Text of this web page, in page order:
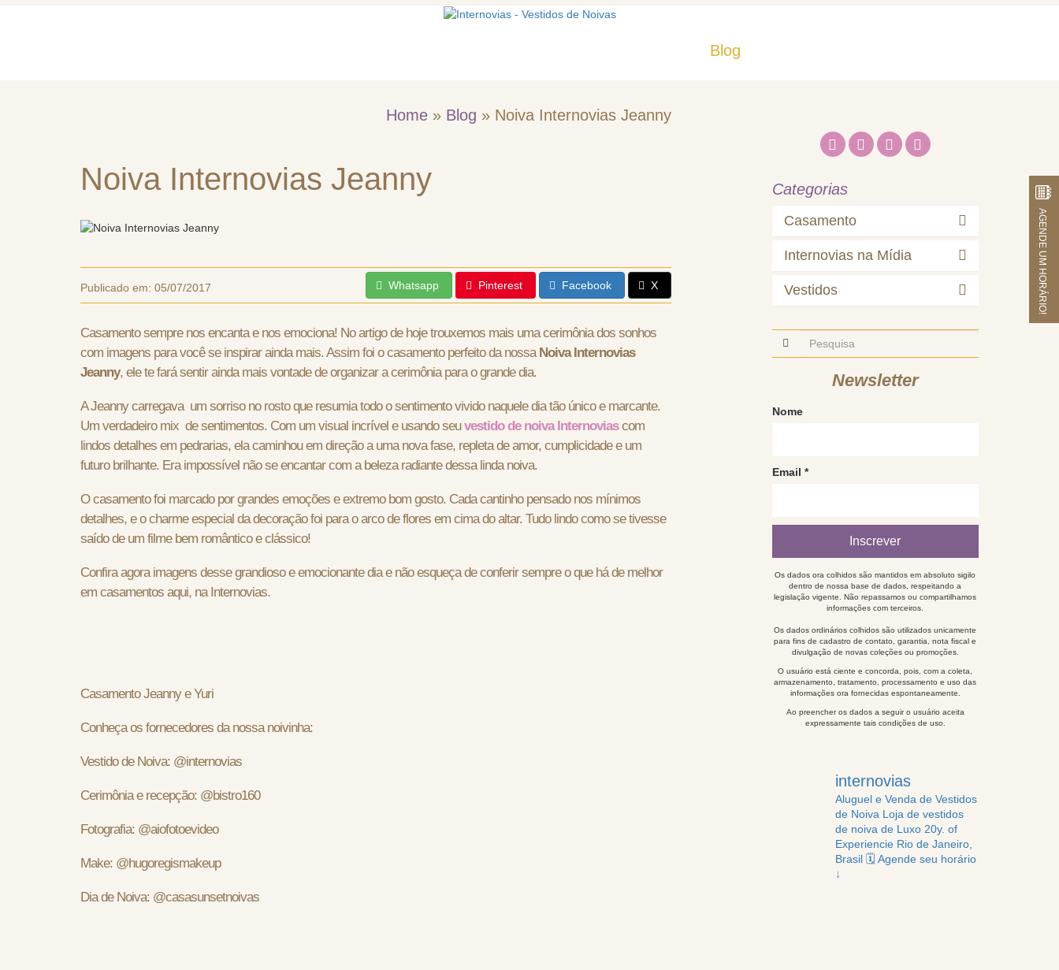
Blog
Home » Blog » Noiva Internovias Jeanny
Noiva Internovias Jeanny
Publicado em: 05/07/2017 Whatsapp Pinterest Facebook X
Casamento sempre nos encanta e nos emociona! No artigo de hoje trouxemos mais uma cerimônia dos sonhos
com imagens para você se inspirar ainda mais. Assim foi o casamento perfeito da nossa Noiva Internovias
Jeanny, ele te fará sentir ainda mais vontade de organizar a cerimônia para o grande dia.
A Jeanny carregava um sorriso no rosto que resumia todo o sentimento vivido naquele dia tão único e marcante.
Um verdadeiro mix de sentimentos. Com um visual incrível e usando seuvestido de noiva Internoviascom
lindos detalhes em pedrarias, ela caminhou em direção a uma nova fase, repleta de amor, cumplicidade e um
futuro brilhante. Era impossível não se encantar com a beleza radiante dessa linda noiva.
O casamento foi marcado por grandes emoções e extremo bom gosto. Cada cantinho pensado nos mínimos
detalhes, e o charme especial da decoração foi para o arco de flores em cima do altar. Tudo lindo como se tivesse
saído de um filme bem romântico e clássico!
Confira agora imagens desse grandioso e emocionante dia e não esqueça de conferir sempre o que há de melhor
em casamentos aqui, na Internovias.
Casamento Jeanny e Yuri
Conheça os fornecedores da nossa noivinha:
Vestido de Noiva: @internovias
Cerimônia e recepção: @bistro160
Fotografia: @aiofotoevideo
Make: @hugoregismakeup
Dia de Noiva: @casasunsetnoivas
Categorias
Casamento
Internovias na Mídia
Vestidos
Newsletter
Nome
Email *
Os dados ora colhidos são mantidos em absoluto sigilo
dentro de nossa base de dados, respeitando a
legislação vigente. Não repassamos ou compartilhamos
informações com terceiros.
Os dados ordinários colhidos são utilizados unicamente
para fins de cadastro de contato, garantia, nota fiscal e
divulgação de novas coleções ou promoções.
O usuário está ciente e concorda, pois, com a coleta,
armazenamento, tratamento, processamento e uso das
informações ora fornecidas espontaneamente.
Ao preencher os dados a seguir o usuário aceita
expressamente tais condições de uso.
internovias
Aluguel e Venda de Vestidos
de NoivaLoja de vestidos
de noiva de Luxo20y. of
ExperiencieRio de Janeiro,
Brasil 🗓️ Agende seu horário
↓
AGENDE UM HORÁRIO!